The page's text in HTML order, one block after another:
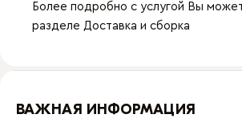
Более подробно с услугой Вы
разделе Доставка и сборка
ВАЖНАЯ ИНФОРМАЦИЯ